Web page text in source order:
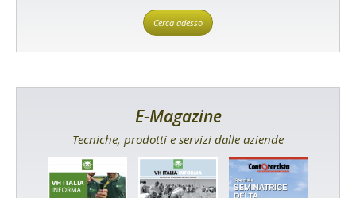
Cerca adesso
E-Magazine
Tecniche, prodotti e servizi dalle aziende